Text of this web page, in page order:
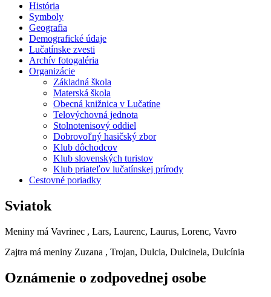
História
Symboly
Geografia
Demografické údaje
Lučatínske zvesti
Archív fotogaléria
Organizácie
Základná škola
Materská škola
Obecná knižnica v Lučatíne
Telovýchovná jednota
Stolnotenisový oddiel
Dobrovoľný hasičský zbor
Klub dôchodcov
Klub slovenských turistov
Klub priateľov lučatínskej prírody
Cestovné poriadky
Sviatok
Meniny má Vavrinec , Lars, Laurenc, Laurus, Lorenc, Vavro
Zajtra má meniny Zuzana , Trojan, Dulcia, Dulcinela, Dulcínia
Oznámenie o zodpovednej osobe